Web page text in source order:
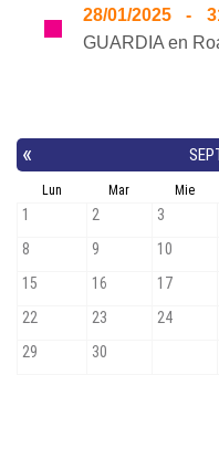
28/01/2025 -
GUARDIA en